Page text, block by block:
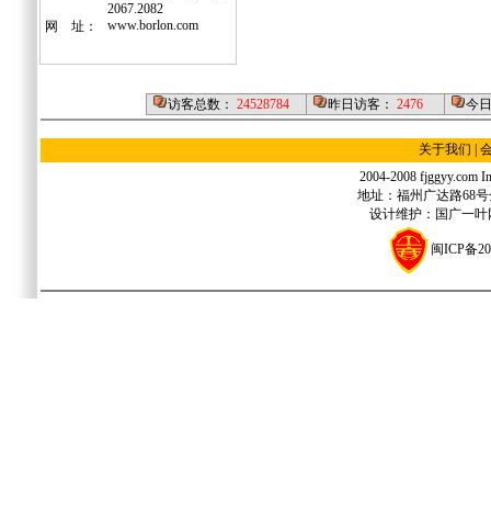
2067.2082
网 址：
www.borlon.com
访客总数： 24528784 昨日访客： 2476 今
关于我们
2004-2008 fjggyy.com
地址：福州广达路68
设计维护：国广一叶
闽ICP备